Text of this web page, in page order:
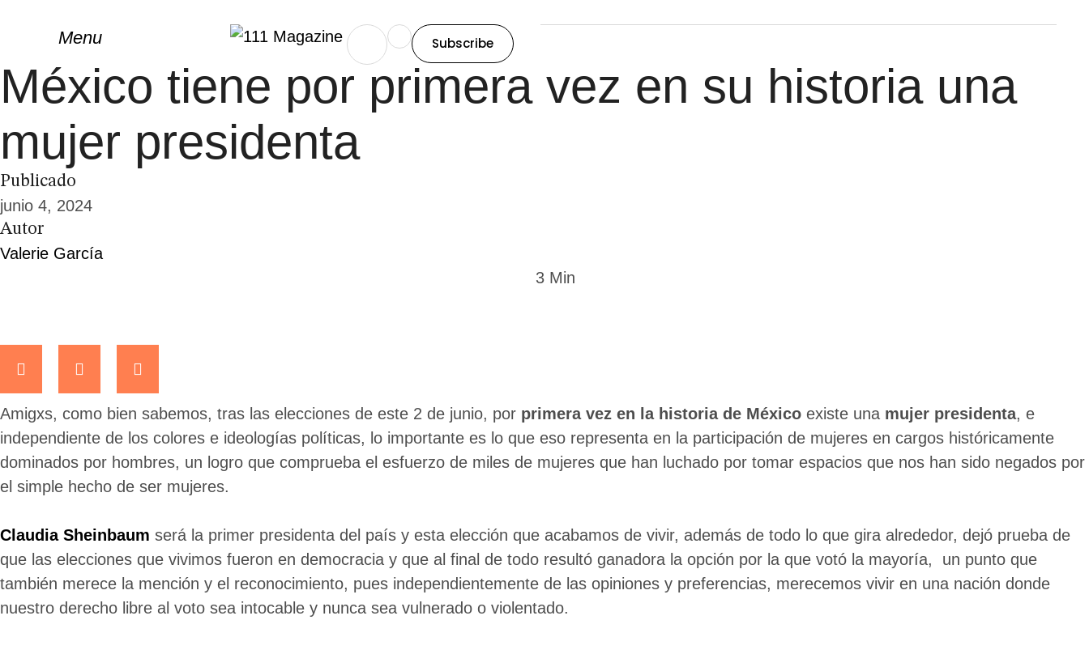
Menu Subscribe
México tiene por primera vez en su historia una
mujer presidenta
Publicado
junio 4, 2024
Autor
Valerie García
3 Min
Amigxs, como bien sabemos, tras las elecciones de este 2 de junio, por primera vez en la historia de México existe una mujer presidenta, e
independiente de los colores e ideologías políticas, lo importante es lo que eso representa en la participación de mujeres en cargos históricamente
dominados por hombres, un logro que comprueba el esfuerzo de miles de mujeres que han luchado por tomar espacios que nos han sido negados por
el simple hecho de ser mujeres.
Claudia Sheinbaum será la primer presidenta del país y esta elección que acabamos de vivir, además de todo lo que gira alrededor, dejó prueba de
que las elecciones que vivimos fueron en democracia y que al final de todo resultó ganadora la opción por la que votó la mayoría, un punto que
también merece la mención y el reconocimiento, pues independientemente de las opiniones y preferencias, merecemos vivir en una nación donde
nuestro derecho libre al voto sea intocable y nunca sea vulnerado o violentado.